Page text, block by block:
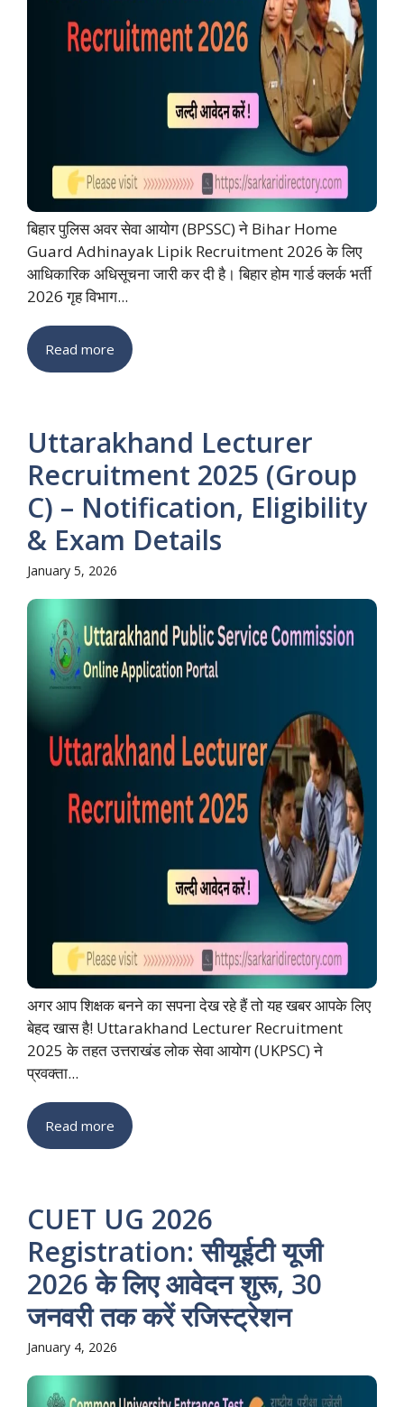
बिहार पुलिस अवर सेवा आयोग (BPSSC) ने Bihar Home
Guard Adhinayak Lipik Recruitment 2026 के लिए
आधिकारिक अधिसूचना जारी कर दी है। बिहार होम गार्ड क्लर्क भर्ती
2026 गृह विभाग...
Read more
Uttarakhand Lecturer
Recruitment 2025 (Group
C) – Notification, Eligibility
& Exam Details
January 5, 2026
अगर आप शिक्षक बनने का सपना देख रहे हैं तो यह खबर आपके लिए
बेहद खास है! Uttarakhand Lecturer Recruitment
2025 के तहत उत्तराखंड लोक सेवा आयोग (UKPSC) ने
प्रवक्ता...
Read more
CUET UG 2026
Registration: सीयूईटी यूजी
2026 के लिए आवेदन शुरू, 30
जनवरी तक करें रजिस्ट्रेशन
January 4, 2026